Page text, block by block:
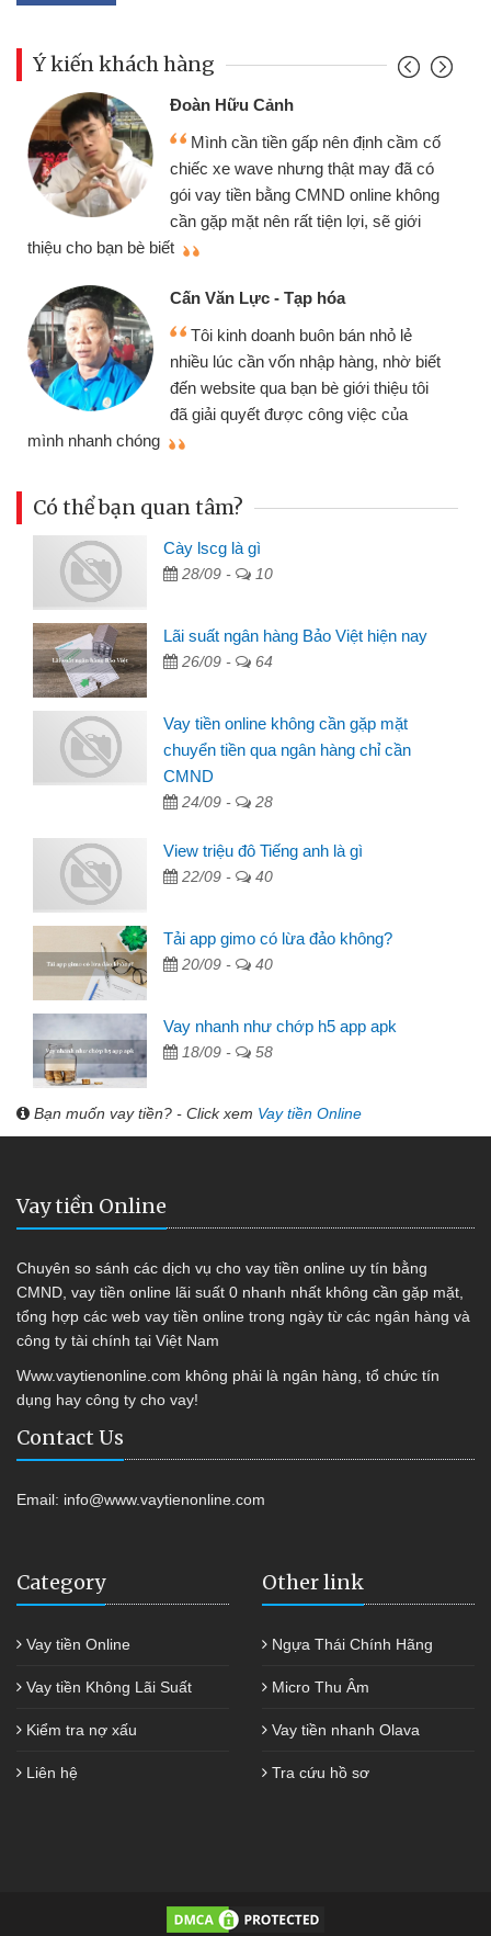
Ý kiến khách hàng
Đoàn Hữu Cảnh
Mình cần tiền gấp nên định cầm cố
chiếc xe wave nhưng thật may đã có
gói vay tiền bằng CMND online không
cần gặp mặt nên rất tiện lợi, sẽ giới
thiệu cho bạn bè biết
Cấn Văn Lực - Tạp hóa
Tôi kinh doanh buôn bán nhỏ lẻ
nhiều lúc cần vốn nhập hàng, nhờ biết
đến website qua bạn bè giới thiệu tôi
đã giải quyết được công việc của
mình nhanh chóng
Có thể bạn quan tâm?
Cày lscg là gì
28/09 - 10
Lãi suất ngân hàng Bảo Việt hiện nay
26/09 - 64
Vay tiền online không cần gặp mặt
chuyển tiền qua ngân hàng chỉ cần
CMND
24/09 - 28
View triệu đô Tiếng anh là gì
22/09 - 40
Tải app gimo có lừa đảo không?
20/09 - 40
Vay nhanh như chớp h5 app apk
18/09 - 58
Bạn muốn vay tiền? - Click xem Vay tiền Online
Vay tiền Online
Chuyên so sánh các dịch vụ cho vay tiền online uy tín bằng
CMND, vay tiền online lãi suất 0 nhanh nhất không cần gặp mặt,
tổng hợp các web vay tiền online trong ngày từ các ngân hàng và
công ty tài chính tại Việt Nam
Www.vaytienonline.com không phải là ngân hàng, tổ chức tín
dụng hay công ty cho vay!
Contact Us
Email: info@www.vaytienonline.com
Category
Vay tiền Online
Vay tiền Không Lãi Suất
Kiểm tra nợ xấu
Liên hệ
Other link
Ngựa Thái Chính Hãng
Micro Thu Âm
Vay tiền nhanh Olava
Tra cứu hồ sơ